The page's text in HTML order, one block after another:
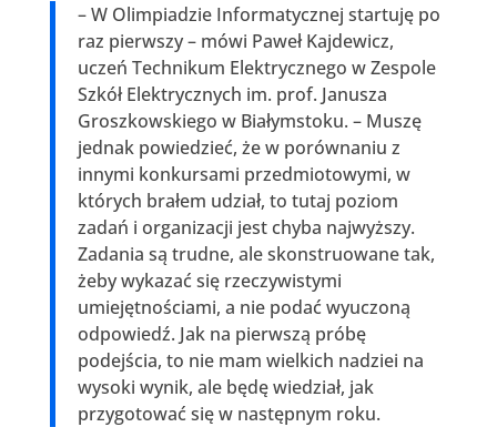
– W Olimpiadzie Informatycznej startuję po
raz pierwszy – mówi Paweł Kajdewicz,
uczeń Technikum Elektrycznego w Zespole
Szkół Elektrycznych im. prof. Janusza
Groszkowskiego w Białymstoku. – Muszę
jednak powiedzieć, że w porównaniu z
innymi konkursami przedmiotowymi, w
których brałem udział, to tutaj poziom
zadań i organizacji jest chyba najwyższy.
Zadania są trudne, ale skonstruowane tak,
żeby wykazać się rzeczywistymi
umiejętnościami, a nie podać wyuczoną
odpowiedź. Jak na pierwszą próbę
podejścia, to nie mam wielkich nadziei na
wysoki wynik, ale będę wiedział, jak
przygotować się w następnym roku.